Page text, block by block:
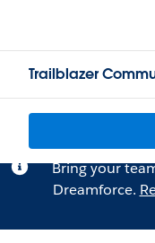
Trailblazer
Bring your
Dreamforce.